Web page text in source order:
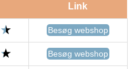
Link
Besøg webshop
Besøg webshop